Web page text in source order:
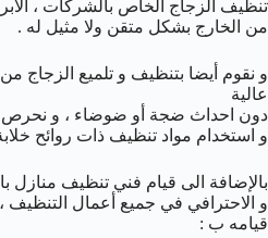
تنظيف الزجاج الخاص بالشركات ،
من الخارج بشكل متقن ولا مثيل له .
و نقوم أيضا بتنظيف و تلميع الزجاج
عالية
دون احداث ضجة أو ضوضاء ، و نحرص
و استخدام مواد تنظيف ذات روائح
بالإضافة الى قيام فني تنظيف منازل
و الاحترافي في جميع أعمال التنظيف
قيامه ب :